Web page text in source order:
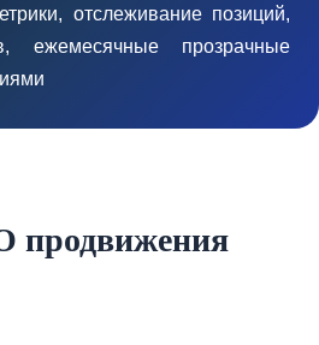
отслеживание позиций,
ежемесячные прозрачные
продвижения